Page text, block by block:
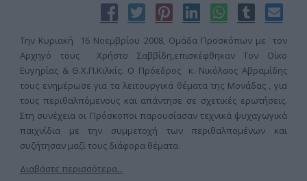
Την Κυριακή 16 Νοεμβρίου 2008, Ομάδα Προσκόπων με τον
Αρχηγό τους Χρήστο Σαββίδη,επισκέφθηκαν Τον Οίκο
Ευγηρίας & Θ.Χ.Π.Κιλκίς. Ο Πρόεδρος κ. Νικόλαος Αβραμίδης
τους ενημέρωσε για τα λειτουργικά θέματα της Μονάδας , για
τους περιθαλπόμενους και απάντησε σε σχετικές ερωτήσεις.
Στη συνέχεια οι Πρόσκοποι παρουσίασαν τεχνικά ψυχαγωγικά
παιχνίδια με την συμμετοχή των περιθαλπομένων και
συζήτησαν μαζί τους διάφορα θέματα.
Διαβάστε περισσότερα...